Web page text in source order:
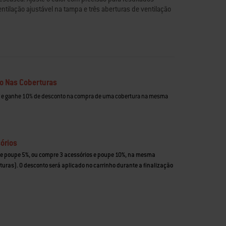
ajustável na tampa e três aberturas de ventilação
grelhador sem ter de abrir a tampa. A grelha de cozedura
também criam memórias.
a riscos e ferrugem
revestido
da cuba ajustáveis permitem-lhe controlar a temperatura
da temperatura do grelhador
na cuba enquanto cozinha
na pega da cuba
o pátio ou terraço
ao calor
Nas Coberturas
ganhe 10% de desconto na compra de uma cobertura na mesma
poupe 5%, ou compre 3 acessórios e poupe 10%, na mesma
O desconto será aplicado no carrinho durante a finalização